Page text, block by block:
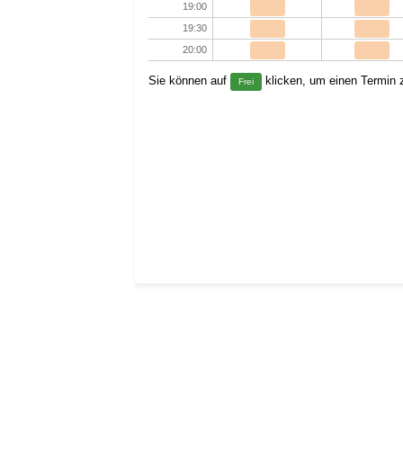
19:00
19:30
20:00
Sie können auf Frei klicken, um einen Termin